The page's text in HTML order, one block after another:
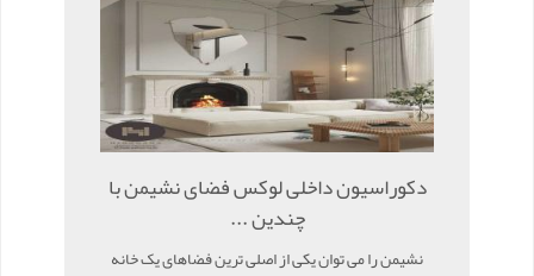
دکوراسیون داخلی لوکس فضای نشیمن با
چندین ...
نشیمن را می توان یکی از اصلی ترین فضاهای یک خانه